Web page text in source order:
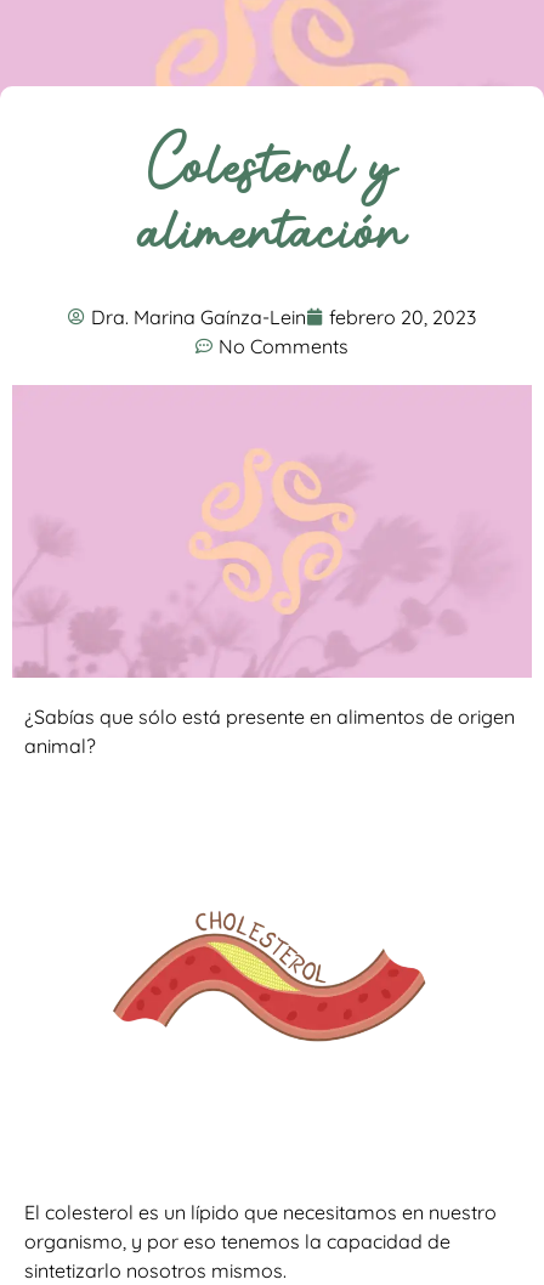
Colesterol y
alimentación
Dra. Marina Gaínza-Lein
febrero 20, 2023
No Comments
¿Sabías que sólo está presente en alimentos de origen
animal?
El colesterol es un lípido que necesitamos en nuestro
organismo, y por eso tenemos la capacidad de
sintetizarlo nosotros mismos.